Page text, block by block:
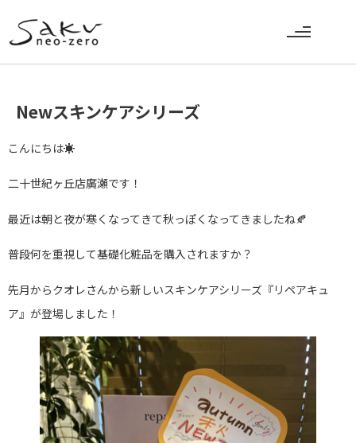
Newスキンケアシリーズ
こんにちは☀️
二十世紀ヶ丘店廣瀬です！
最近は朝と夜が寒くなってきて秋っぽくなってきましたね🍂
普段何を重視して基礎化粧品を購入されますか？
先月からクオレさんから新しいスキンケアシリーズ『リペアキュ
ア』が登場しました！